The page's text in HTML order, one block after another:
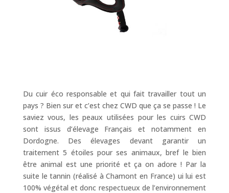
Du cuir éco responsable et qui fait travailler tout un
pays ? Bien sur et c’est chez CWD que ça se passe ! Le
saviez vous, les peaux utilisées pour les cuirs CWD
sont issus d’élevage Français et notamment en
Dordogne. Des élevages devant garantir un
traitement 5 étoiles pour ses animaux, bref le bien
être animal est une priorité et ça on adore ! Par la
suite le tannin (réalisé à Chamont en France) ui lui est
100% végétal et donc respectueux de l’environnement